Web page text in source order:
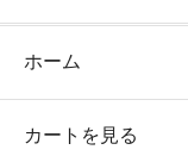
ホーム
カートを見る